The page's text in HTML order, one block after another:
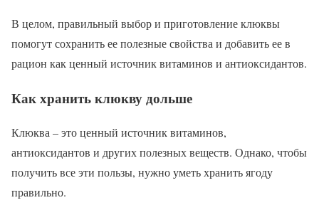
В целом, правильный выбор и приготовление клюквы
помогут сохранить ее полезные свойства и добавить ее в
рацион как ценный источник витаминов и антиоксидантов.
Как хранить клюкву дольше
Клюква – это ценный источник витаминов,
антиоксидантов и других полезных веществ. Однако, чтобы
получить все эти пользы, нужно уметь хранить ягоду
правильно.